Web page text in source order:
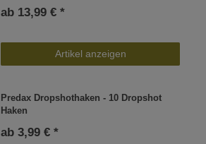
ab 13,99 € *
Artikel anzeigen
Predax Dropshothaken - 10 Dropshot
Haken
ab 3,99 € *